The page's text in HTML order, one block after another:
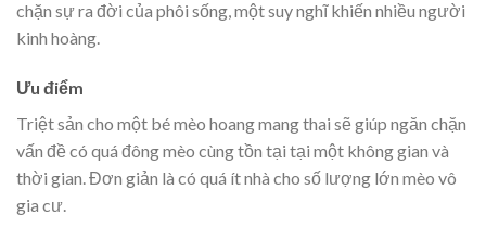
chặn sự ra đời của phôi sống, một suy nghĩ khiến nhiều người
kinh hoàng.
Ưu điểm
Triệt sản cho một bé mèo hoang mang thai sẽ giúp ngăn chặn
vấn đề có quá đông mèo cùng tồn tại tại một không gian và
thời gian. Đơn giản là có quá ít nhà cho số lượng lớn mèo vô
gia cư.